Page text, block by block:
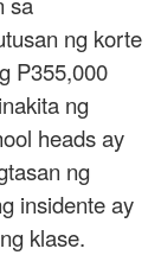
ng korte
P355,000
ng
heads ay
ng
insidente ay
klase.